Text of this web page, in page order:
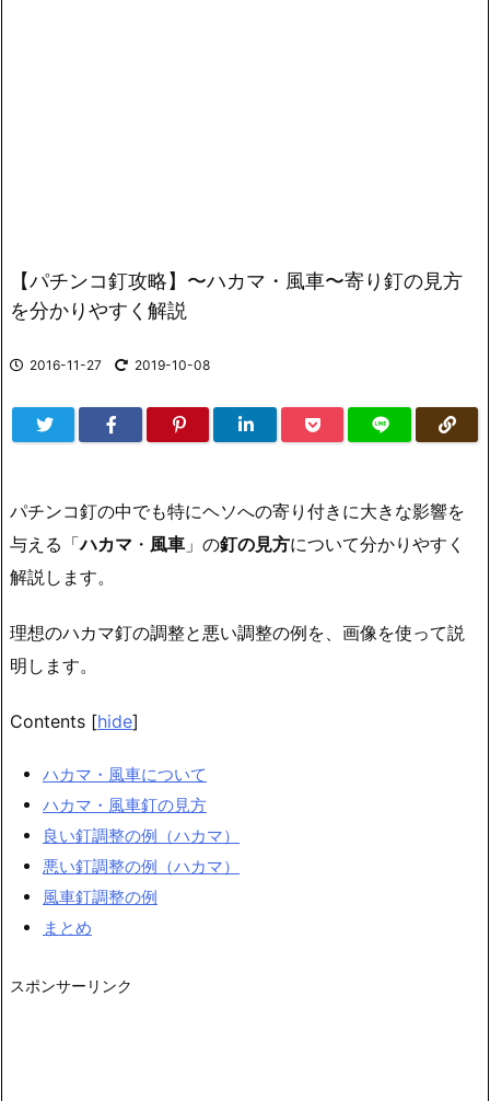
【パチンコ釘攻略】〜ハカマ・風車〜寄り釘の見方
を分かりやすく解説
2016-11-27 2019-10-08
パチンコ釘の中でも特にヘソへの寄り付きに大きな影響を
与える「ハカマ ・ 風車 」の釘の見方について分かりやすく
解説します。
理想のハカマ釘の調整と悪い調整の例を、画像を使って説
明します。
Contents [hide]
ハカマ・風車について
ハカマ・風車釘の見方
良い釘調整の例（ハカマ）
悪い釘調整の例（ハカマ）
風車釘調整の例
まとめ
スポンサーリンク